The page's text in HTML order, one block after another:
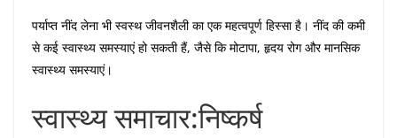
पर्याप्त नींद लेना भी स्वस्थ जीवनशैली का एक महत्वपूर्ण हिस्सा है। नींद की कमी
से कई स्वास्थ्य समस्याएं हो सकती हैं, जैसे कि मोटापा, हृदय रोग और मानसिक
स्वास्थ्य समस्याएं।
स्वास्थ्य समाचार:निष्कर्ष